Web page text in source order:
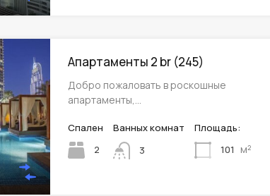
Апартаменты 2 br (245)
Добро пожаловать в роскошные
апартаменты,…
Спален
2
Ванных комнат
3
Площадь:
101
м²